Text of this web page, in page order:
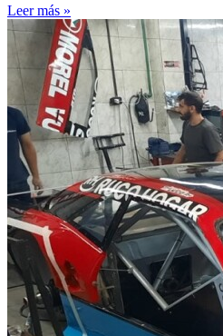
Leer más »